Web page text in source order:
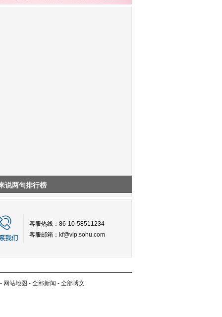
说两句排行榜
客服热线：86-10-58511234
客服邮箱： kf@vip.sohu.com
网站地图 - 全部新闻 - 全部博文